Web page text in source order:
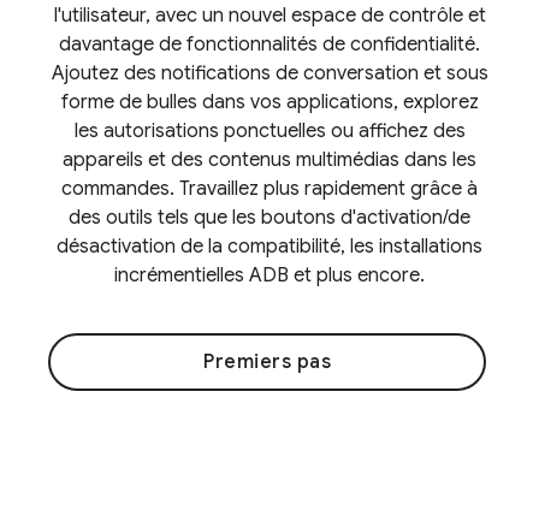
l'utilisateur, avec un nouvel espace de contrôle et
davantage de fonctionnalités de confidentialité.
Ajoutez des notifications de conversation et sous
forme de bulles dans vos applications, explorez
les autorisations ponctuelles ou affichez des
appareils et des contenus multimédias dans les
commandes. Travaillez plus rapidement grâce à
des outils tels que les boutons d'activation/de
désactivation de la compatibilité, les installations
incrémentielles ADB et plus encore.
Premiers pas